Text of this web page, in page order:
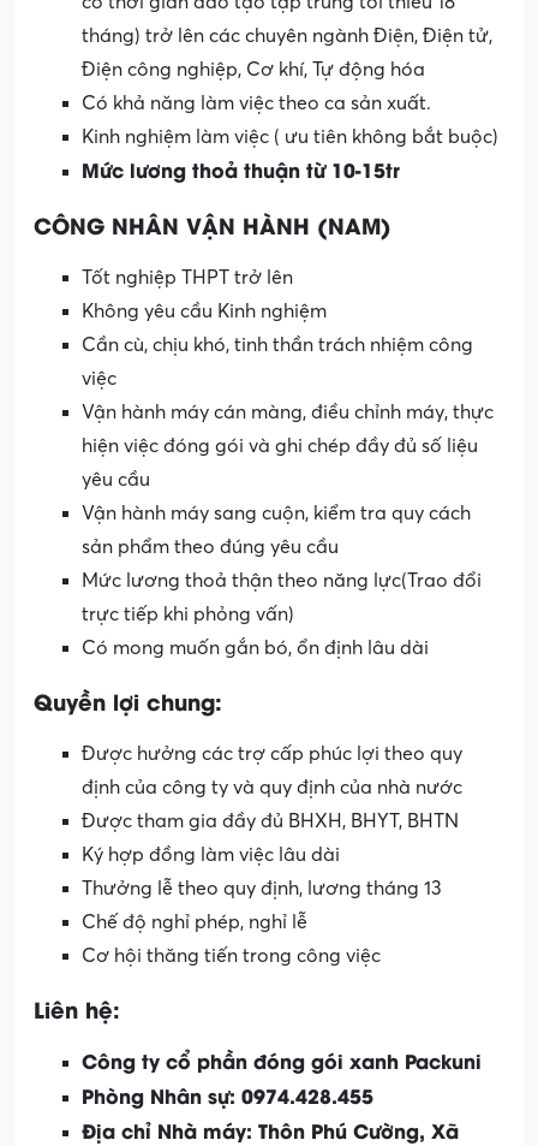
tháng) trở lên các chuyên ngành Điện, Điện tử,
Điện công nghiệp, Cơ khí, Tự động hóa
Có khả năng làm việc theo ca sản xuất.
Kinh nghiệm làm việc ( ưu tiên không bắt buộc)
Mức lương thoả thuận từ 10-15tr
CÔNG NHÂN VẬN HÀNH (NAM)
Tốt nghiệp THPT trở lên
Không yêu cầu Kinh nghiệm
Cần cù, chịu khó, tinh thần trách nhiệm công
việc
Vận hành máy cán màng, điều chỉnh máy, thực
hiện việc đóng gói và ghi chép đầy đủ số liệu
yêu cầu
Vận hành máy sang cuộn, kiểm tra quy cách
sản phẩm theo đúng yêu cầu
Mức lương thoả thận theo năng lực(Trao đổi
trực tiếp khi phỏng vấn)
Có mong muốn gắn bó, ổn định lâu dài
Quyền lợi chung:
Được hưởng các trợ cấp phúc lợi theo quy
định của công ty và quy định của nhà nước
Được tham gia đầy đủ BHXH, BHYT, BHTN
Ký hợp đồng làm việc lâu dài
Thưởng lễ theo quy định, lương tháng 13
Chế độ nghỉ phép, nghỉ lễ
Cơ hội thăng tiến trong công việc
Liên hệ:
Công ty cổ phần đóng gói xanh Packuni
Phòng Nhân sự: 0974.428.455
Địa chỉ Nhà máy: Thôn Phú Cường, Xã